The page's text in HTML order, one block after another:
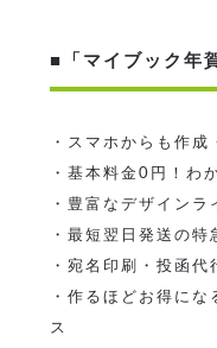
■「マイブック年
・スマホからも作成
・基本料金0円！わ
・豊富なデザインラ
・最短翌日発送の特
・宛名印刷・投函代
・作るほどお得に
ス